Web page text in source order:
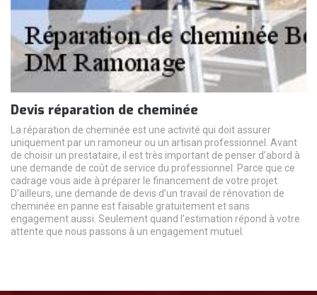
Devis réparation de cheminée
La réparation de cheminée est une activité qui doit assurer
uniquement par un ramoneur ou un artisan professionnel. Avant
de choisir un prestataire, il est très important de penser d’abord à
une demande de coût de service du professionnel. Parce que ce
cadrage vous aide à préparer le financement de votre projet.
D’ailleurs, une demande de devis d’un travail de rénovation de
cheminée en panne est faisable gratuitement et sans
engagement aussi. Seulement quand l’estimation répond à votre
attente que nous passons à un engagement mutuel.